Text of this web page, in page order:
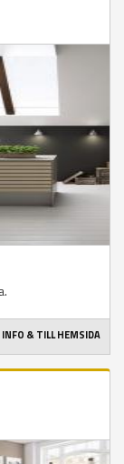
INFO & TILL HEMSIDA